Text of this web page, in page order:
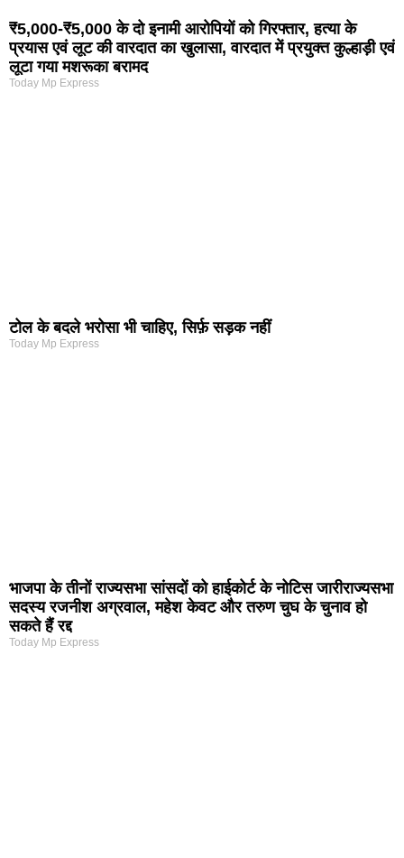
₹5,000-₹5,000 के दो इनामी आरोपियों को गिरफ्तार, हत्या के
प्रयास एवं लूट की वारदात का खुलासा, वारदात में प्रयुक्त कुल्हाड़ी एवं
लूटा गया मशरूका बरामद
Today Mp Express
टोल के बदले भरोसा भी चाहिए, सिर्फ़ सड़क नहीं
Today Mp Express
भाजपा के तीनों राज्यसभा सांसदों को हाईकोर्ट के नोटिस जारीराज्यसभा
सदस्य रजनीश अग्रवाल, महेश केवट और तरुण चुघ के चुनाव हो
सकते हैं रद्द
Today Mp Express